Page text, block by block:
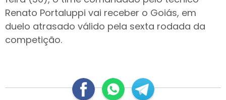
Renato Portaluppi vai receber o Goiás, em
duelo atrasado válido pela sexta rodada da
competição.